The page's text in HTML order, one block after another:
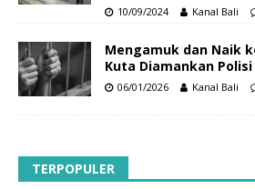
10/09/2024 Kanal Bali
Mengamuk dan Naik
Kuta Diamankan Polisi
06/01/2026 Kanal Bali
TERPOPULER